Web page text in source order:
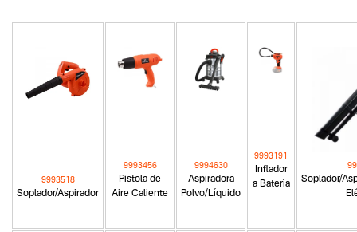
Soplador/Aspirador
9993518
Pistola de
Aire Caliente
9993456
Aspiradora
Polvo/Líquido
9994630
Inflador
a Batería
9993191
Soplador/